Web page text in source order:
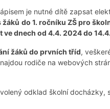
je nutné dítě zapsat
žáků do 1. ročníku ZŠ pro
ve dnech od 4.4. 2024 do
žáků do prvních tříd,
rodiče na webových
odklad školní docházky,